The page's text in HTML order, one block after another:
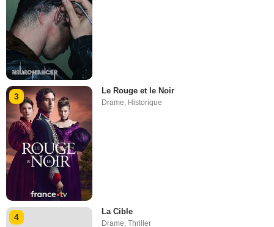
3
Le Rouge et le Noir
Drame, Historique
4
La Cible
Drame,Thriller